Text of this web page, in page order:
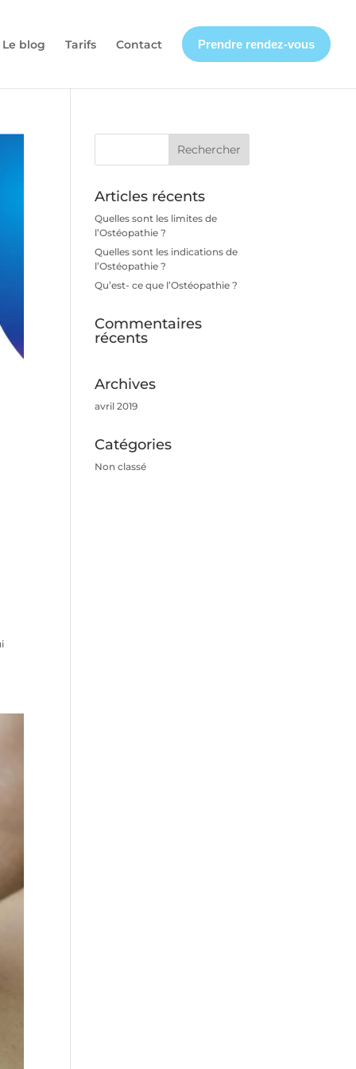
Le blog Tarifs Contact Prendre rendez-vous
Articles récents
Quelles sont les limites de
l’Ostéopathie ?
Quelles sont les indications de
l’Ostéopathie ?
Qu’est- ce que l’Ostéopathie ?
Commentaires
récents
Archives
avril 2019
Catégories
Non classé